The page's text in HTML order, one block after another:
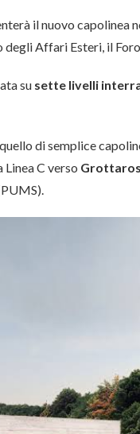
il nuovo capolinea
Affari Esteri, il
su sette livelli
di semplice
C verso